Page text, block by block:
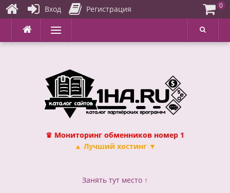
Перейти
содержимому
Меню
♛ Мониторинг обменников номер 1
▲ Лучший хостинг ▼
Занять тут место ↑
Вход Регистрация 0